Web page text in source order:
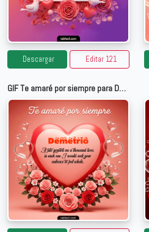
Descargar Editar 121
GIF Te amaré por siempre para Demetrio